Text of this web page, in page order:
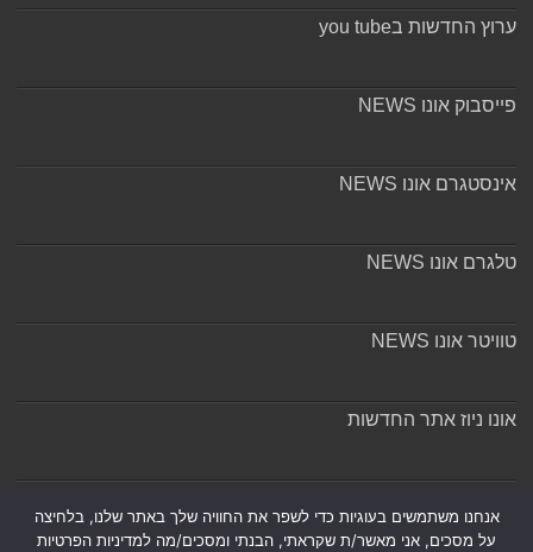
ערוץ החדשות בyou tube
פייסבוק אונו NEWS
אינסטגרם אונו NEWS
טלגרם אונו NEWS
טוויטר אונו NEWS
אונו ניוז אתר החדשות
אנחנו משתמשים בעוגיות כדי לשפר את החוויה שלך באתר שלנו, בלחיצה
על מסכים, אני מאשר/ת שקראתי, הבנתי ומסכים/מה למדיניות הפרטיות